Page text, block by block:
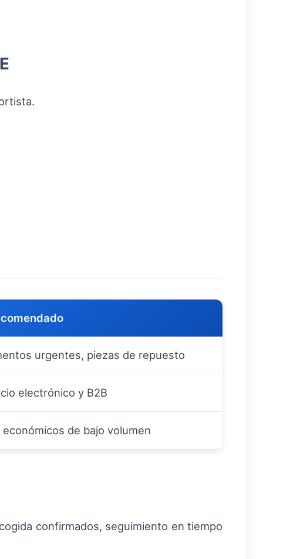
urgentes, piezas de repuesto
electrónico y B2B
económicos de bajo volumen
confirmados, seguimiento en tiempo